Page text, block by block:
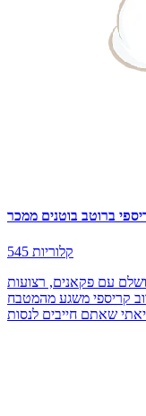
ברוטב בוטנים ממכר
545 קלוריות
עם פקאנים, רצועות
קריספי משגע מהמטבח
שאתם חייבים לנסות